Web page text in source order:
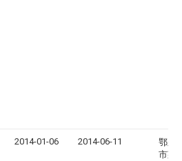
2014-01-06 2014-06-11
鄂尔
市莱